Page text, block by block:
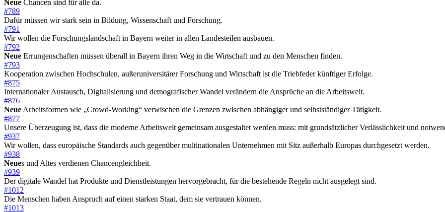
Neue Chancen sind für alle da.
#789
Dafür müssen wir stark sein in Bildung, Wissenschaft und Forschung.
#791
Wir wollen die Forschungslandschaft in Bayern weiter in allen Landesteilen ausbauen.
#792
Neue Errungenschaften müssen überall in Bayern ihren Weg in die Wirtschaft und zu den Menschen finden.
#793
Kooperation zwischen Hochschulen, außeruniversitärer Forschung und Wirtschaft ist die Triebfeder künftiger Erfolge.
#875
Internationaler Austausch, Digitalisierung und demografischer Wandel verändern die Ansprüche an die Arbeitswelt.
#876
Neue Arbeitsformen wie „Crowd-Working“ verwischen die Grenzen zwischen abhängiger und selbstständiger Tätigkeit.
#877
Unsere Überzeugung ist, dass die moderne Arbeitswelt gemeinsam ausgestaltet werden muss: mit grundsätzlicher Verlässlichkeit und
#937
Wir wollen, dass europäische Standards auch gegenüber multinationalen Unternehmen mit Sitz außerhalb Europas durchgesetzt werden.
#938
Neues und Altes verdienen Chancengleichheit.
#939
Der digitale Wandel hat Produkte und Dienstleistungen hervorgebracht, für die bestehende Regeln nicht ausgelegt sind.
#1012
Die Menschen haben Anspruch auf einen starken Staat, dem sie vertrauen können.
#1013